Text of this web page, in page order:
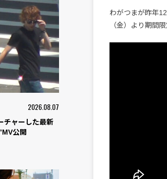
2026.08.07
チャーした最新
公開
わがつまが昨年
（金）より期間